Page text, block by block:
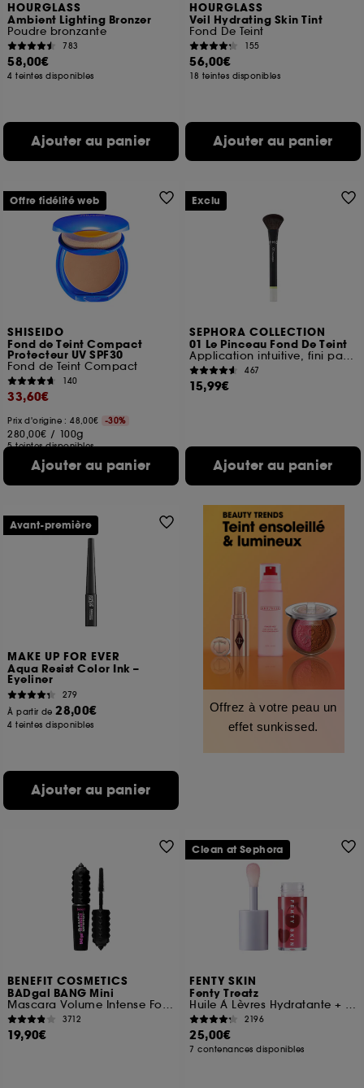
HOURGLASS
Ambient Lighting Bronzer
Poudre bronzante
783
58,00€
4 teintes disponibles
Ajouter au panier
HOURGLASS
Veil Hydrating Skin Tint
Fond De Teint
155
56,00€
18 teintes disponibles
Ajouter au panier
SHISEIDO
Fond de Teint Compact
Protecteur UV SPF30
Fond de Teint Compact
140
33,60€
Prix d'origine : 48,00€ -30%
280,00€ / 100g
5 teintes disponibles
Ajouter au panier
Offre fidélité web
SEPHORA COLLECTION
01 Le Pinceau Fond De Teint
Application intuitive, fini parfait
467
15,99€
Ajouter au panier
Exclu
MAKE UP FOR EVER
Aqua Resist Color Ink –
Eyeliner
279
À partir de28,00€
4 teintes disponibles
Ajouter au panier
Avant-première
Offrez à votre peau un
effet sunkissed.
BENEFIT COSMETICS
BADgal BANG Mini
Mascara Volume Intense Format Voyage
3712
19,90€
FENTY SKIN
Fenty Treatz
Huile À Lèvres Hydratante + Fortifiante
2196
25,00€
7 contenances disponibles
Clean at Sephora